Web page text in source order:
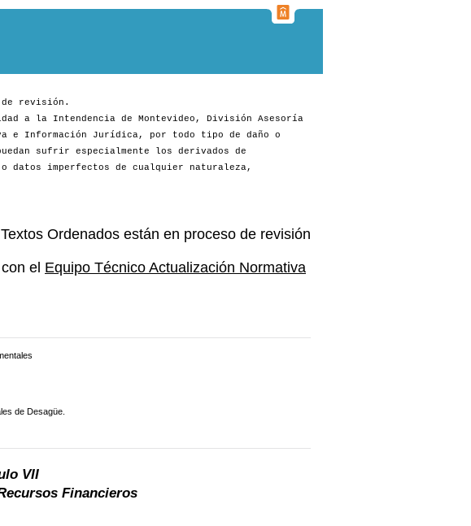
de revisión.
a la Intendencia de Montevideo, División Asesoría
e Información Jurídica, por todo tipo de daño o
sufrir especialmente los derivados de
imperfectos de cualquier naturaleza,
Ordenados están en proceso de revisión
el Equipo Técnico Actualización Normativa
de Desagüe.
VII
Financieros